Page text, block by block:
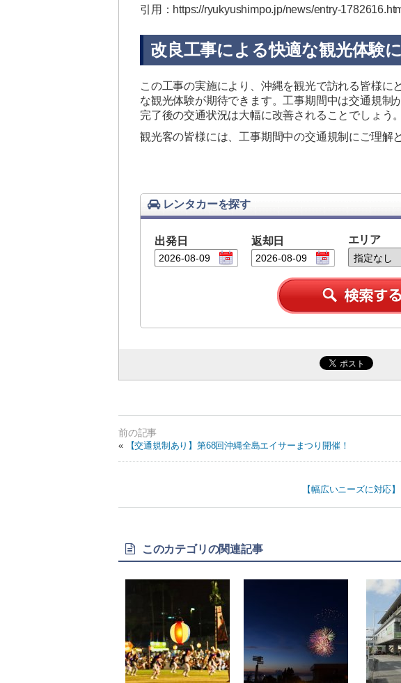
引用：https://ryukyushimpo.jp/news/entry-
改良工事による快適な観光体験
この工事の実施により、沖縄を観光で訪れる皆様に
な観光体験が期待できます。工事期間中は交通規制
完了後の交通状況は大幅に改善されることでしょう。
観光客の皆様には、工事期間中の交通規制にご理解
レンタカーを探す
出発日 返却日 エリア
« 【交通規制あり】第68回沖縄全島エイサーまつり開催！
【幅広いニーズに対応
このカテゴリの関連記事